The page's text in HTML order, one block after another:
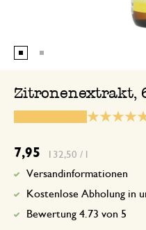
Zitronenextrakt,
7,95 132,50 / l
Versandinformationen
Kostenlose Abholung in
Bewertung 4.73 von 5